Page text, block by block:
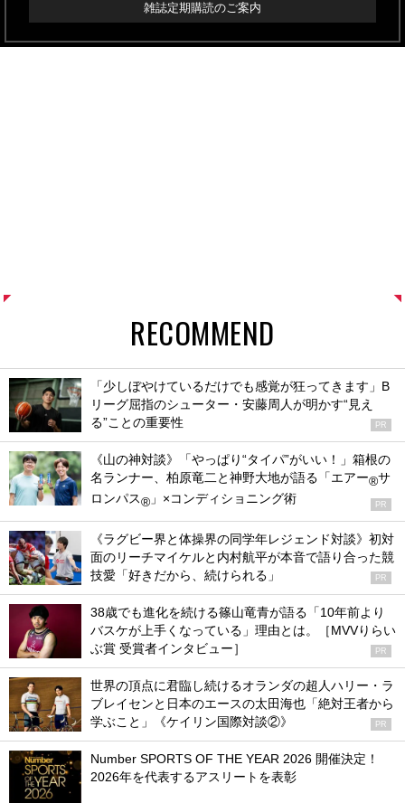
雑誌定期購読のご案内
RECOMMEND
「少しぼやけているだけでも感覚が狂ってきます」B
リーグ屈指のシューター・安藤周人が明かす“見え
る”ことの重要性
PR
《山の神対談》「やっぱり“タイパ”がいい！」箱根の
名ランナー、柏原竜二と神野大地が語る「エアー®サ
ロンパス® 」×コンディショニング術 PR
《ラグビー界と体操界の同学年レジェンド対談》初対
面のリーチマイケルと内村航平が本音で語り合った競
技愛「好きだから、続けられる」
PR
38歳でも進化を続ける篠山竜青が語る「10年前より
バスケが上手くなっている」理由とは。［MVVりらい
ぶ賞 受賞者インタビュー］
PR
世界の頂点に君臨し続けるオランダの超人ハリー・ラ
ブレイセンと日本のエースの太田海也「絶対王者から
学ぶこと」《ケイリン国際対談②》
PR
Number SPORTS OF THE YEAR 2026 開催決定！
2026年を代表するアスリートを表彰